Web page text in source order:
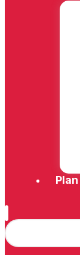
Plan